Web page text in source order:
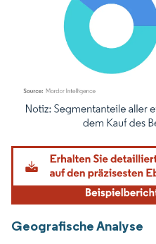
Bild © Mordor Intelligence.
Geografische Analyse